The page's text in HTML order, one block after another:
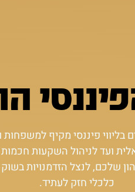
בליווי פיננסי מקיף
ועד לניהול השקעות חכמות
שלכם, לנצל הזדמנויות בשוק
כלכלי חזק לעתיד.